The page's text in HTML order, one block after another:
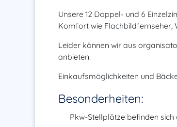
Unsere 12 Doppel- und 6
Komfort wie Flachbildfernseher,
Leider können wir aus
anbieten.
Einkaufsmöglichkeiten und
Besonderheiten:
Pkw-Stellplätze befinden